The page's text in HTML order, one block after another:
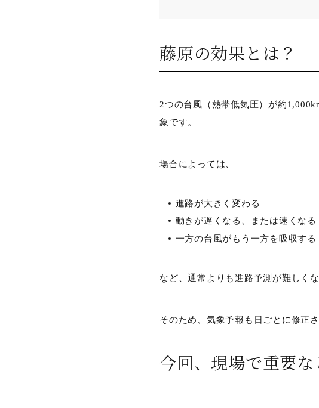
藤原の効果とは？
2つの台風（熱帯低気圧）が約
象です。
場合によっては、
進路が大きく変わる
動きが遅くなる、または速くなる
一方の台風がもう一方を吸収する
など、通常よりも進路予測が難しく
そのため、気象予報も日ごとに修正
今回、現場で重要な